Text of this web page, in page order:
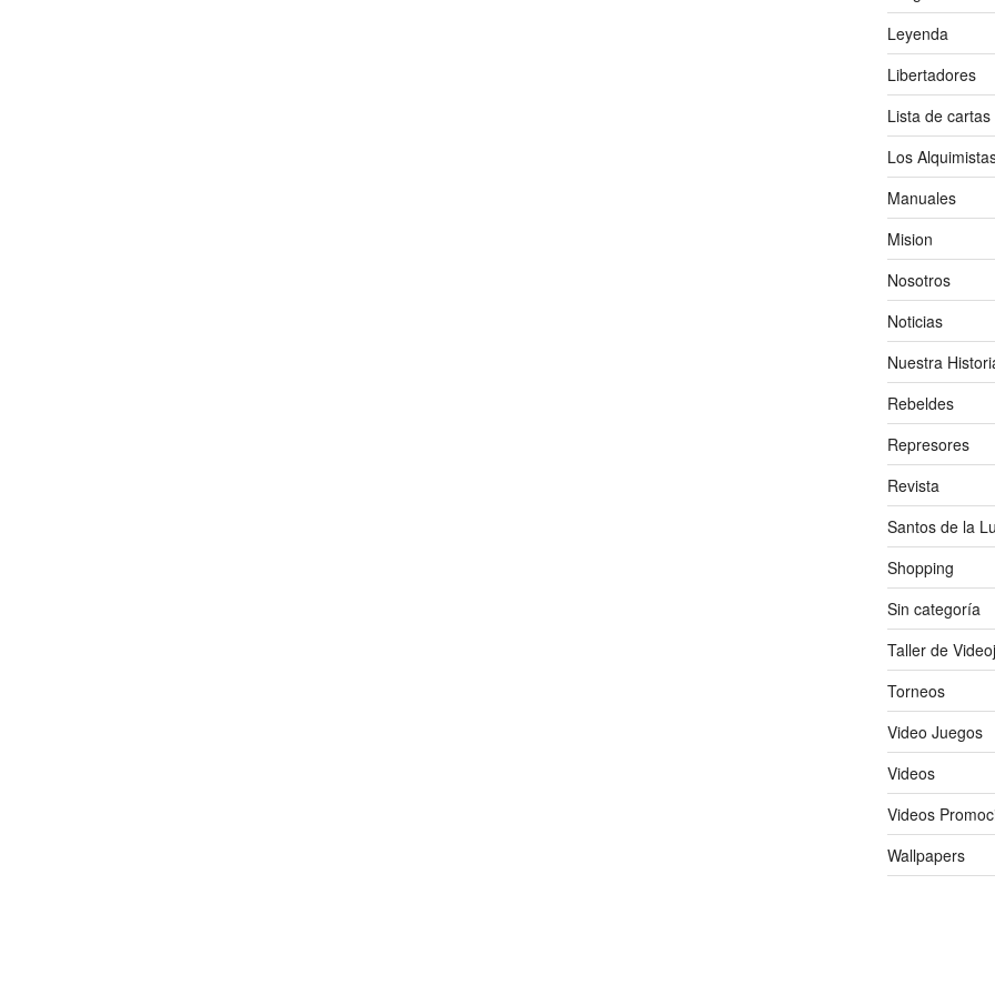
Leyenda
Libertadores
Lista de cartas
Los
Manuales
Mision
Nosotros
Noticias
Nuestra
Rebeldes
Represores
Revista
Santos de la
Shopping
Sin categoría
Taller de
Torneos
Video Juegos
Videos
Videos
Wallpapers